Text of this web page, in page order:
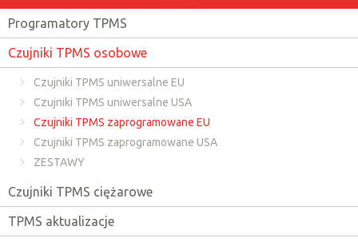
Programatory TPMS
Czujniki TPMS osobowe
Czujniki TPMS uniwersalne EU
Czujniki TPMS uniwersalne USA
Czujniki TPMS zaprogramowane EU
Czujniki TPMS zaprogramowane USA
ZESTAWY
Czujniki TPMS ciężarowe
TPMS aktualizacje